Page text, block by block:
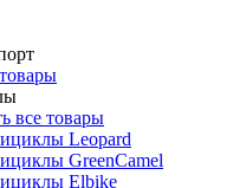
все товары
Leopard
GreenCamel
Elbike